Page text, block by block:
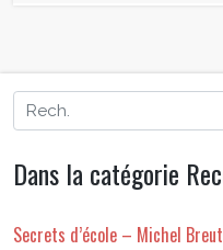
Dans la catégorie
Secrets d’école – Michel